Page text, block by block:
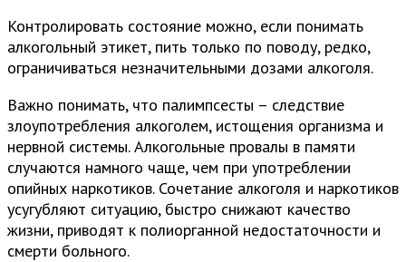
Контролировать состояние можно, если понимать
алкогольный этикет, пить только по поводу, редко,
ограничиваться незначительными дозами алкоголя.
Важно понимать, что палимпсесты – следствие
злоупотребления алкоголем, истощения организма и
нервной системы. Алкогольные провалы в памяти
случаются намного чаще, чем при употреблении
опийных наркотиков. Сочетание алкоголя и наркотиков
усугубляют ситуацию, быстро снижают качество
жизни, приводят к полиорганной недостаточности и
смерти больного.